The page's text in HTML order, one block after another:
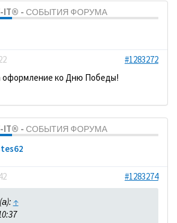
IT® - СОБЫТИЯ ФОРУМА
#1283272
оформление ко Дню Победы!
IT® - СОБЫТИЯ ФОРУМА
#1283274
↑